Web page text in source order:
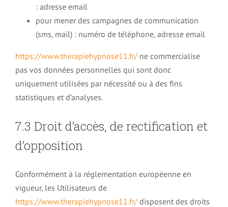
: adresse email
pour mener des campagnes de communication
(sms, mail) : numéro de téléphone, adresse email
https://www.therapiehypnose11.fr/ne commercialise
pas vos données personnelles qui sont donc
uniquement utilisées par nécessité ou à des fins
statistiques et d’analyses.
7.3 Droit d’accès, de rectification et
d’opposition
Conformément à la réglementation européenne en
vigueur, les Utilisateurs de
https://www.therapiehypnose11.fr/disposent des droits